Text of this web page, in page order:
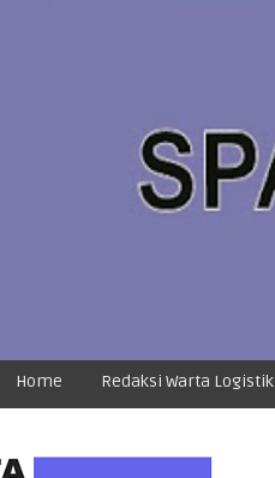
Home Redaksi Warta Logistik